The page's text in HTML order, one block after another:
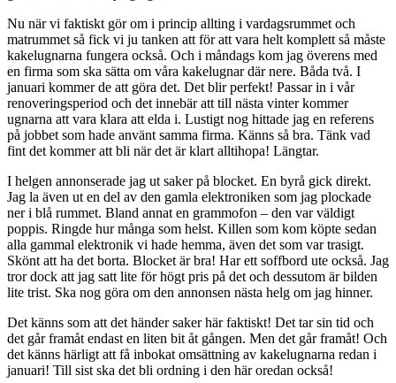
Nu när vi faktiskt gör om i princip allting i vardagsrummet och
matrummet så fick vi ju tanken att för att vara helt komplett så måste
kakelugnarna fungera också. Och i måndags kom jag överens med
en firma som ska sätta om våra kakelugnar där nere. Båda två. I
januari kommer de att göra det. Det blir perfekt! Passar in i vår
renoveringsperiod och det innebär att till nästa vinter kommer
ugnarna att vara klara att elda i. Lustigt nog hittade jag en referens
på jobbet som hade använt samma firma. Känns så bra. Tänk vad
fint det kommer att bli när det är klart alltihopa! Längtar.
I helgen annonserade jag ut saker på blocket. En byrå gick direkt.
Jag la även ut en del av den gamla elektroniken som jag plockade
ner i blå rummet. Bland annat en grammofon – den var väldigt
poppis. Ringde hur många som helst. Killen som kom köpte sedan
alla gammal elektronik vi hade hemma, även det som var trasigt.
Skönt att ha det borta. Blocket är bra! Har ett soffbord ute också. Jag
tror dock att jag satt lite för högt pris på det och dessutom är bilden
lite trist. Ska nog göra om den annonsen nästa helg om jag hinner.
Det känns som att det händer saker här faktiskt! Det tar sin tid och
det går framåt endast en liten bit åt gången. Men det går framåt! Och
det känns härligt att få inbokat omsättning av kakelugnarna redan i
januari! Till sist ska det bli ordning i den här oredan också!